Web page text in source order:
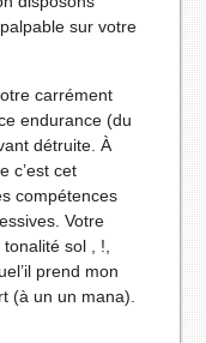
sur votre
carrément
endurance (du
détruite. À
c’est cet
compétences
Votre
sol , !,
prend mon
(à un un mana).